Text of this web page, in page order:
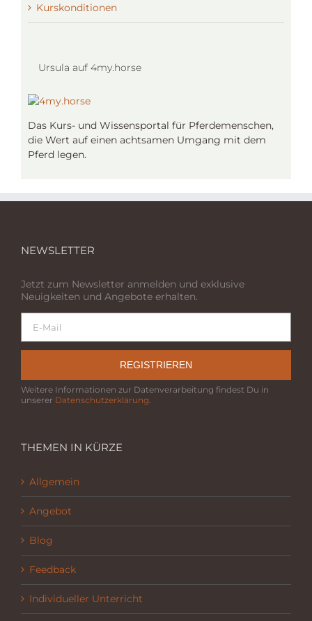
Kurskonditionen
Ursula auf 4my.horse
Das Kurs- und Wissensportal für Pferdemenschen,
die Wert auf einen achtsamen Umgang mit dem
Pferd legen.
NEWSLETTER
Jetzt zum Newsletter anmelden und exklusive
Neuigkeiten und Angebote erhalten.
REGISTRIEREN
Weitere Informationen zur Datenverarbeitung findest Du in
unserer Datenschutzerklärung.
THEMEN IN KÜRZE
Allgemein
Angebot
Blog
Feedback
Individueller Unterricht